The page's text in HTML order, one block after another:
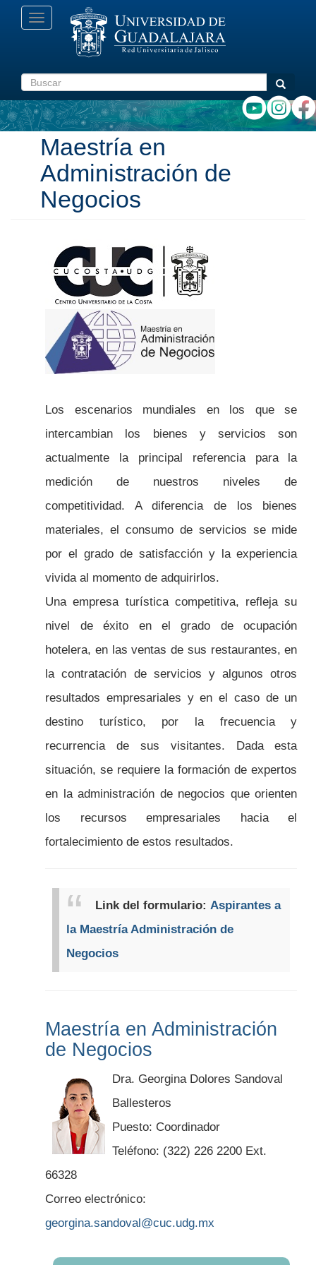
Pasar
Toggle
navigation
Buscar Buscar
Maestría en
Administración de
Negocios
Los escenarios mundiales en los que se
intercambian los bienes y servicios son
actualmente la principal referencia para la
medición de nuestros niveles de
competitividad. A diferencia de los bienes
materiales, el consumo de servicios se mide
por el grado de satisfacción y la experiencia
vivida al momento de adquirirlos.
Una empresa turística competitiva, refleja su
nivel de éxito en el grado de ocupación
hotelera, en las ventas de sus restaurantes, en
la contratación de servicios y algunos otros
resultados empresariales y en el caso de un
destino turístico, por la frecuencia y
recurrencia de sus visitantes. Dada esta
situación, se requiere la formación de expertos
en la administración de negocios que orienten
los recursos empresariales hacia el
fortalecimiento de estos resultados.
Link del formulario: Aspirantes a
la Maestría Administración de
Negocios
Maestría en Administración
de Negocios
Dra. Georgina Dolores Sandoval
Ballesteros
Puesto: Coordinador
Teléfono: (322) 226 2200 Ext.
66328
Correo electrónico:
georgina.sandoval@cuc.udg.mx